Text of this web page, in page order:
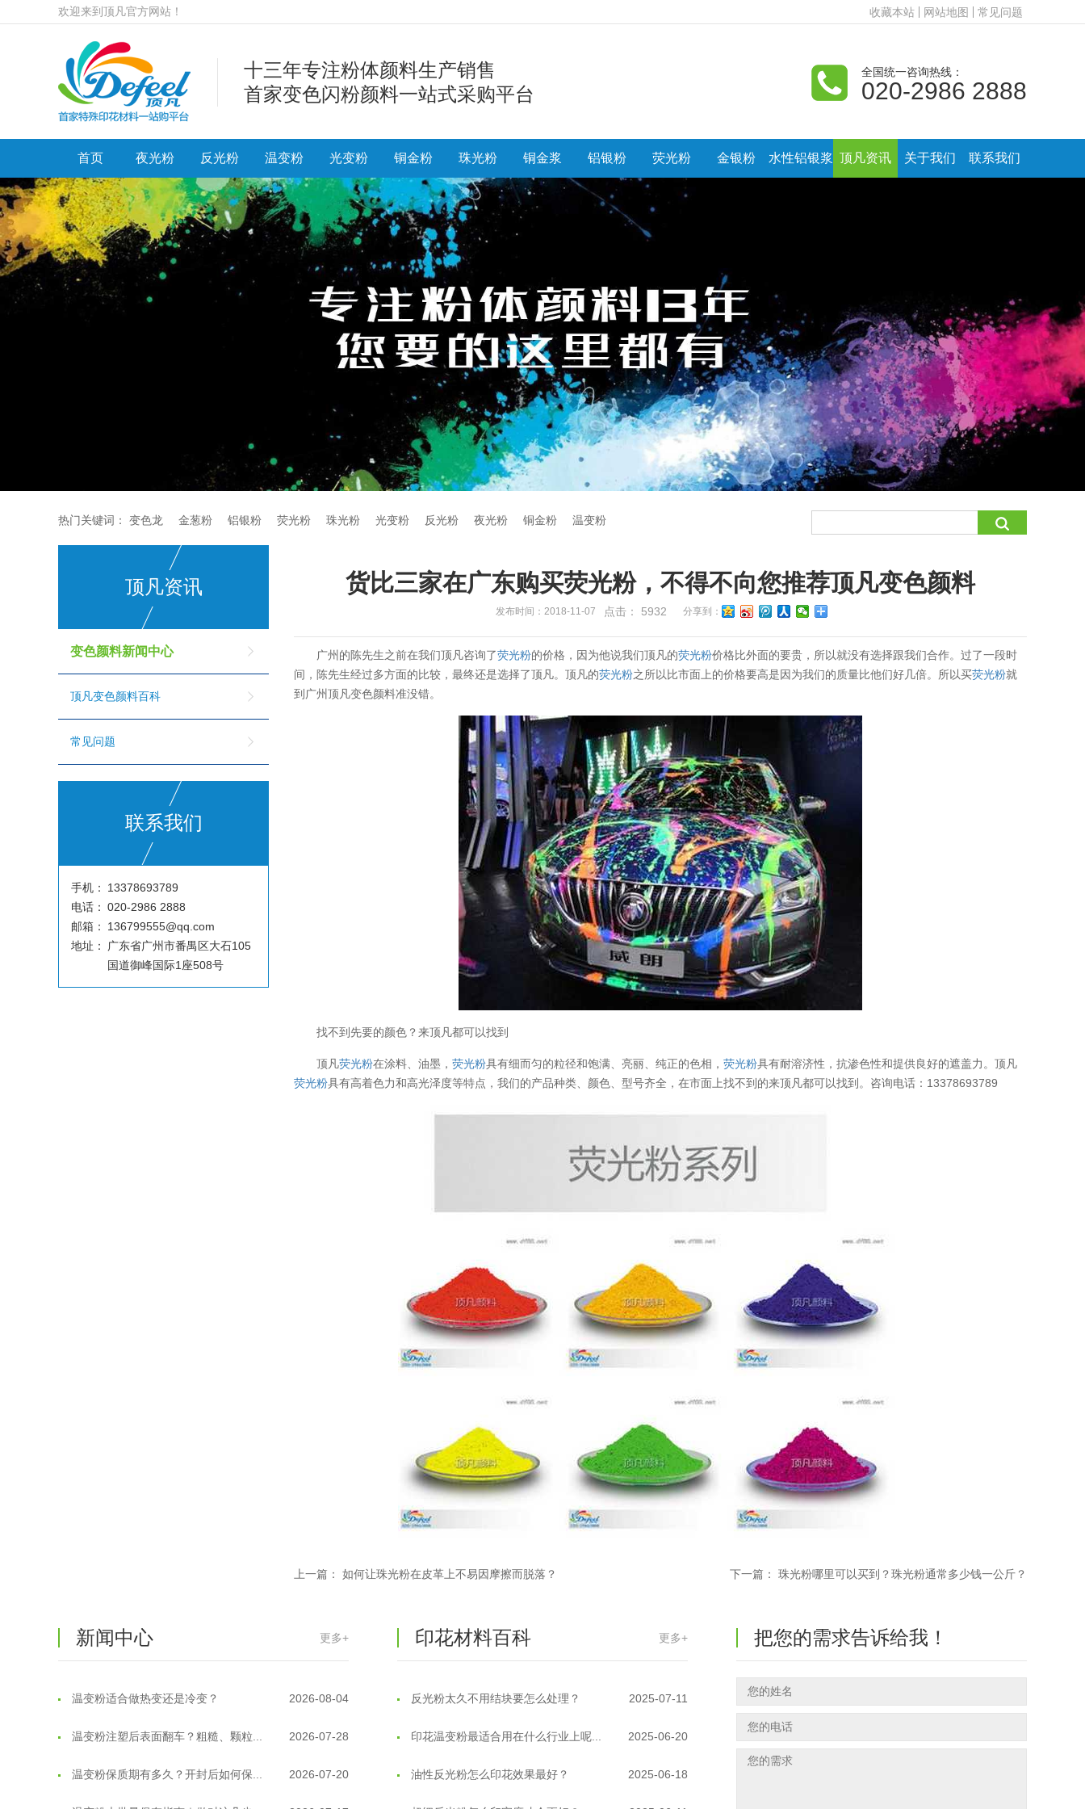
欢迎来到顶凡官方网站！ 收藏本站 网站地图 常见问题
十三年专注粉体颜料生产销售
首家变色闪粉颜料一站式采购平台
全国统一咨询热线：
020-2986 2888
首页 夜光粉 反光粉 温变粉 光变粉 铜金粉 珠光粉 铜金浆 铝银粉 荧光粉 金银粉 水性铝银浆 顶凡资讯 关于我们 联系我们
热门关键词： 变色龙 金葱粉 铝银粉 荧光粉 珠光粉 光变粉 反光粉 夜光粉 铜金粉 温变粉
顶凡资讯
变色颜料新闻中心
顶凡变色颜料百科
常见问题
联系我们
手机：
13378693789
电话： 020-2986 2888
邮箱：
136799555@qq.com
地址：
广东省广州市番禺区大石105
国道御峰国际1座508号
货比三家在广东购买荧光粉，不得不向您推荐顶凡变色颜料
发布时间：2018-11-07 点击： 5932 分享到：
广州的陈先生之前在我们顶凡咨询了荧光粉的价格，因为他说我们顶凡的荧光粉价格比外面的要贵，所以就没有选择跟我们合作。过了一段时
间，陈先生经过多方面的比较，最终还是选择了顶凡。顶凡的荧光粉之所以比市面上的价格要高是因为我们的质量比他们好几倍。所以买荧光粉就
到广州顶凡变色颜料准没错。
找不到先要的颜色？来顶凡都可以找到
顶凡荧光粉在涂料、油墨，荧光粉具有细而匀的粒径和饱满、亮丽、纯正的色相，荧光粉具有耐溶济性，抗渗色性和提供良好的遮盖力。顶凡
荧光粉具有高着色力和高光泽度等特点，我们的产品种类、颜色、型号齐全，在市面上找不到的来顶凡都可以找到。咨询电话：13378693789
上一篇：如何让珠光粉在皮革上不易因摩擦而脱落？ 下一篇： 珠光粉哪里可以买到？珠光粉通常多少钱一公斤？
新闻中心 更多+
温变粉可以做防伪标签、温变防伪吗... 2026-08-05 印花材料百科 更多+
温变粉丝印到底用多少目网版？这篇... 2026-06-11 把您的需求告诉给我！